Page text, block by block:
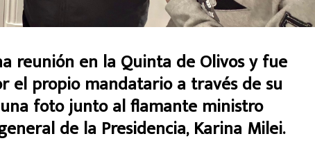
reunión en la Quinta de Olivos y fue
el propio mandatario a través de su
foto junto al flamante ministro
de la Presidencia, Karina Milei.